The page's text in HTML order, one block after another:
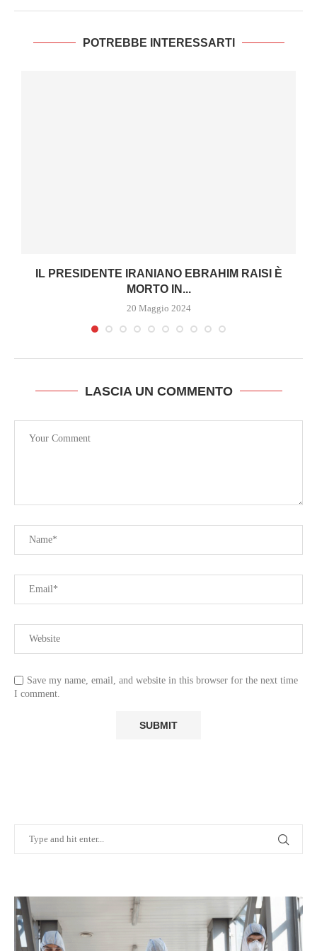
POTREBBE INTERESSARTI
IL PRESIDENTE IRANIANO EBRAHIM RAISI È
MORTO IN...
20 Maggio 2024
LASCIA UN COMMENTO
Save my name, email, and website in this browser for the next time
I comment.